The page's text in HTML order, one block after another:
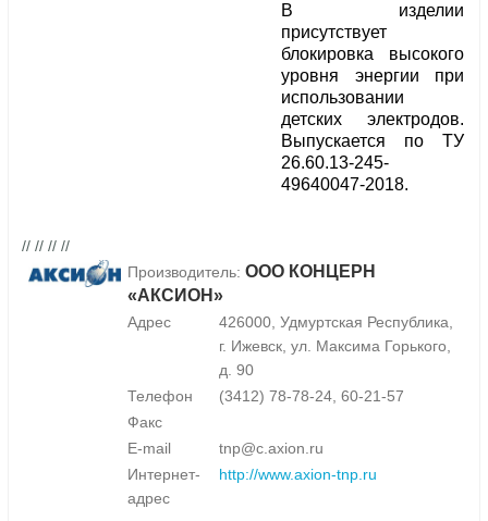
В изделии
присутствует
блокировка высокого
уровня энергии при
использовании
детских электродов.
Выпускается по ТУ
26.60.13-245-
49640047-2018.
// // // //
Производитель: ООО КОНЦЕРН
«АКСИОН»
Адрес
426000, Удмуртская Республика,
г. Ижевск, ул. Максима Горького,
д. 90
Телефон
(3412) 78-78-24, 60-21-57
Факс
E-mail
tnp@c.axion.ru
Интернет-
адрес
http://www.axion-tnp.ru